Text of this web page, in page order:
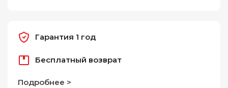
Гарантия 1 год
Бесплатный возврат
Подробнее >